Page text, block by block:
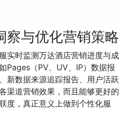
察与优化营销策略
实时监测万达酒店营销进度与成
Pages（PV、UV、IP）数据报
新数据来源追踪报告、用户活跃
渠道营销效果，而且能够更好的
度，真正意义上做到个性化服